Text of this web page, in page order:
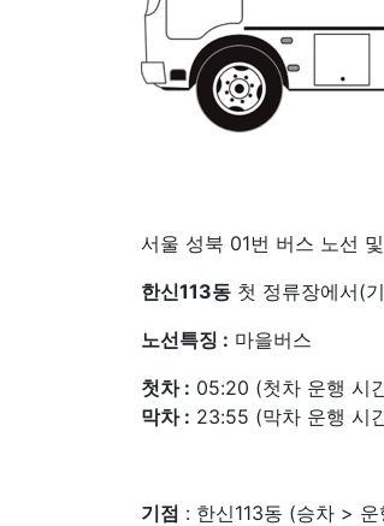
서울 성북 01번 버스 노선
한신113동 첫 정류장에서(
노선특징 : 마을버스
첫차 : 05:20 (첫차 운행 시
막차 : 23:55 (막차 운행 시
기점 : 한신113동 (승차 >